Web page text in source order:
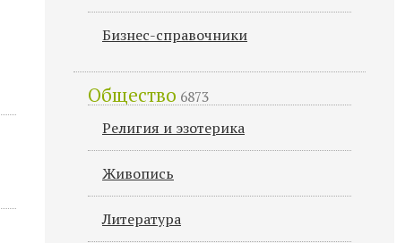
Бизнес-справочники
Общество 6873
Религия и эзотерика
Живопись
Литература